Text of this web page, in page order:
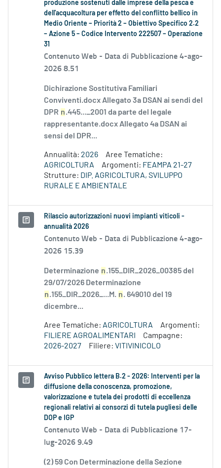
produzione sostenuti dalle imprese della pesca e
dell'acquacoltura per effetto del conflitto bellico in
Medio Oriente – Priorità 2 – Obiettivo Specifico 2.2
– Azione 5 – Codice Intervento 222507 – Operazione
31
Contenuto Web - Data di Pubblicazione 4-ago-
2026 8.51
Dichirazione Sostitutiva Familiari
Conviventi.docx Allegato 3a DSAN ai sendi del
DPR n.445..._2001 da parte del legale
rappresentante.docx Allegato 4a DSAN ai
sensi del DPR...
Annualità: 2026
Aree Tematiche:
AGRICOLTURA
Argomenti: FEAMPA 21-27
Strutture: DIP. AGRICOLTURA, SVILUPPO
RURALE E AMBIENTALE
Rilascio autorizzazioni nuovi impianti viticoli -
annualità 2026
Contenuto Web - Data di Pubblicazione 4-ago-
2026 15.39
Determinazione n.155_DIR_2026_00385 del
29/07/2026 Determinazione
n.155_DIR_2026_...M. n. 649010 del 19
dicembre...
Aree Tematiche: AGRICOLTURA
Argomenti:
FILIERE AGROALIMENTARI
Campagne:
2026-2027
Filiere: VITIVINICOLO
Avviso Pubblico lettera B.2 - 2026: Interventi per la
diffusione della conoscenza, promozione,
valorizzazione e tutela dei prodotti di eccellenza
regionali relativi ai consorzi di tutela pugliesi delle
DOP e IGP
Contenuto Web - Data di Pubblicazione 17-
lug-2026 9.49
(2) 59 Con Determinazione della Sezione